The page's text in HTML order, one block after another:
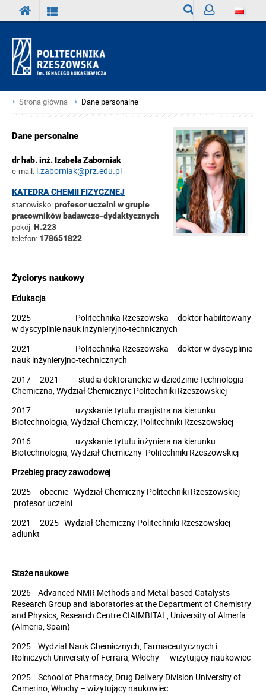
Strona główna Dane personalne
Dane personalne
dr hab. inż. Izabela Zaborniak
e-mail: i.zaborniak@prz.edu.pl
KATEDRA CHEMII FIZYCZNEJ
stanowisko:profesor uczelni w grupie
pracowników badawczo-dydaktycznych
pokój:H.223
telefon: 178651822
Życiorys naukowy
Edukacja
2025 Politechnika Rzeszowska – doktor habilitowany
w dyscyplinie nauk inżynieryjno-technicznych
2021 Politechnika Rzeszowska – doktor w dyscyplinie
nauk inżynieryjno-technicznych
2017 – 2021 studia doktoranckie w dziedzinie Technologia
Chemiczna, Wydział Chemicznyc Politechniki Rzeszowskiej
2017 uzyskanie tytułu magistra na kierunku
Biotechnologia, Wydział Chemiczy, Politechniki Rzeszowskiej
2016 uzyskanie tytułu inżyniera na kierunku
Biotechnologia, Wydział Chemiczny Politechniki Rzeszowskiej
Przebieg pracy zawodowej
2025 – obecnie Wydział Chemiczny Politechniki Rzeszowskiej –
profesor uczelni
2021 – 2025 Wydział Chemiczny Politechniki Rzeszowskiej –
adiunkt
Staże naukowe
2026 Advanced NMR Methods and Metal-based Catalysts
Research Group and laboratories at the Department of Chemistry
and Physics, Research Centre CIAIMBITAL, University of Almería
(Almeria, Spain)
2025 Wydział Nauk Chemicznych, Farmaceutycznych i
Rolniczych University of Ferrara, Włochy – wizytujący naukowiec
2025 School of Pharmacy, Drug Delivery Division University of
Camerino, Włochy – wizytujący naukowiec